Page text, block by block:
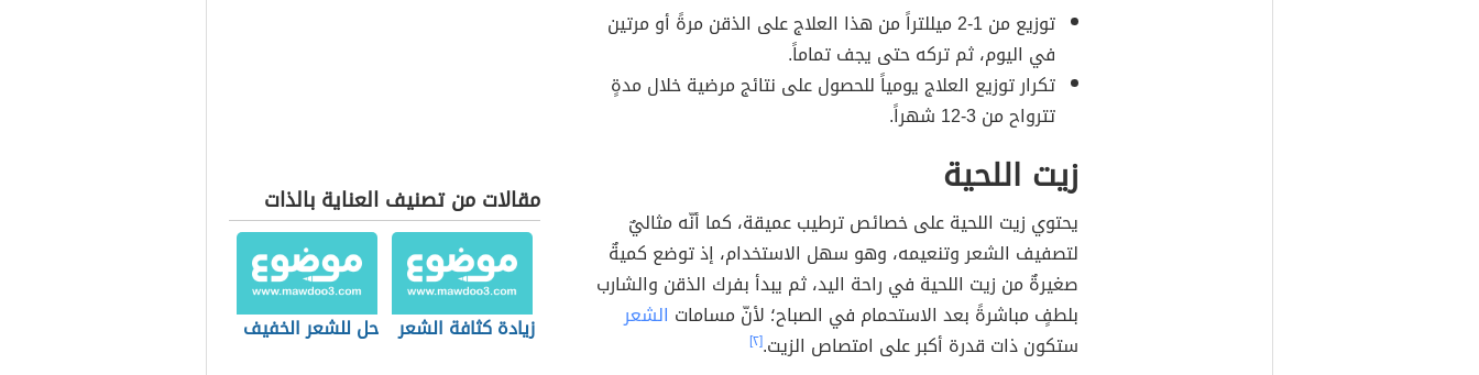
توزيع من 1-2 ميللتراً من هذا العلاج على الذقن مرةً أو مرتين
في اليوم، ثم تركه حتى يجف تماماً.
تكرار توزيع العلاج يومياً للحصول على نتائج مرضية خلال مدةٍ
تترواح من 3-12 شهراً.
زيت اللحية
يحتوي زيت اللحية على خصائص ترطيب عميقة، كما أنّه مثاليٌ
لتصفيف الشعر وتنعيمه، وهو سهل الاستخدام، إذ توضع كميةٌ
صغيرةٌ من زيت اللحية في راحة اليد، ثم يبدأ بفرك الذقن والشارب
بلطفٍ مباشرةً بعد الاستحمام في الصباح؛ لأنّ مسامات الشعر
ستكون ذات قدرة أكبر على امتصاص الزيت.[٢]
مقالات من تصنيف العناية بالذات
زيادة كثافة الشعر حل للشعر الخفيف